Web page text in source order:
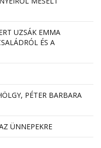
UZSÁK EMMA
ÉS A
PÉTER BARBARA
ÜNNEPEKRE